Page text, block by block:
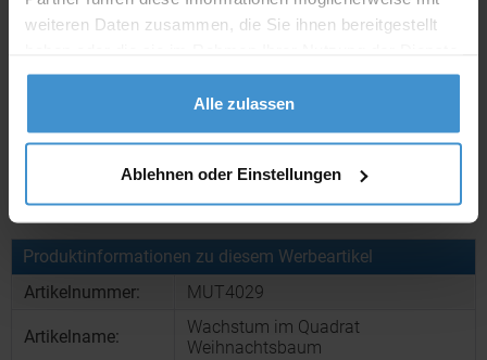
weiteren Daten zusammen, die Sie ihnen bereitgestellt
gesammelt haben.
Alle zulassen
Ablehnen oder Einstellungen
Artikel mit Werbeanbringung: ca. 2 - 4 Wochen
Werbeanbringung zur Freigabe
ca. 2 - 4 Wochen
Muster: ca. 3 - 5 Werktage
Produktinformationen zu diesem Werbeartikel
Artikelnummer:
MUT4029
Artikelname:
Wachstum im Quadrat
Weihnachtsbaum